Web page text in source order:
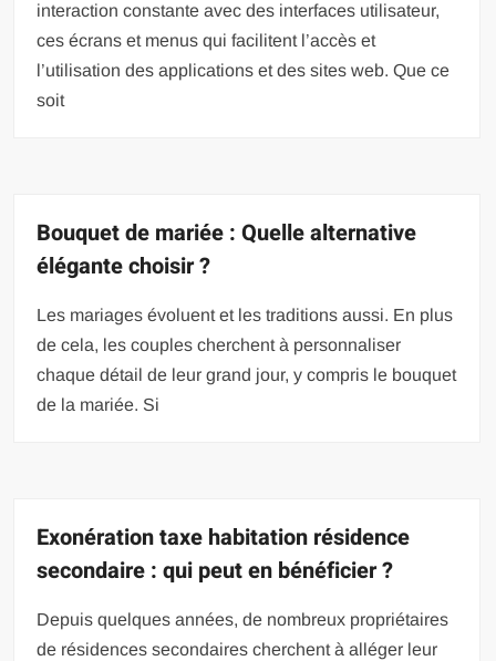
interaction constante avec des interfaces utilisateur,
ces écrans et menus qui facilitent l’accès et
l’utilisation des applications et des sites web. Que ce
soit
Bouquet de mariée : Quelle alternative
élégante choisir ?
Les mariages évoluent et les traditions aussi. En plus
de cela, les couples cherchent à personnaliser
chaque détail de leur grand jour, y compris le bouquet
de la mariée. Si
Exonération taxe habitation résidence
secondaire : qui peut en bénéficier ?
Depuis quelques années, de nombreux propriétaires
de résidences secondaires cherchent à alléger leur